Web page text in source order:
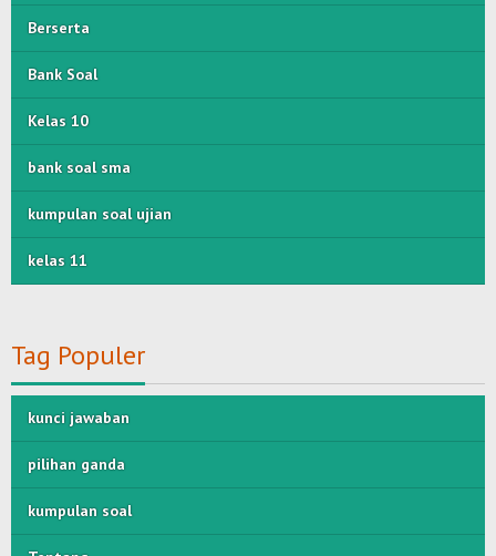
Berserta
Bank Soal
Kelas 10
bank soal sma
kumpulan soal ujian
kelas 11
Tag Populer
kunci jawaban
pilihan ganda
kumpulan soal